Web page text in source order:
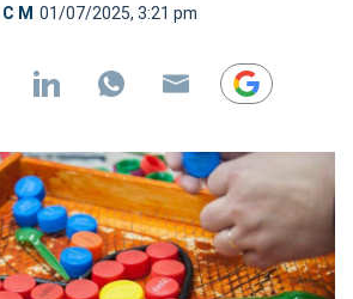
C M 01/07/2025, 3:21 pm